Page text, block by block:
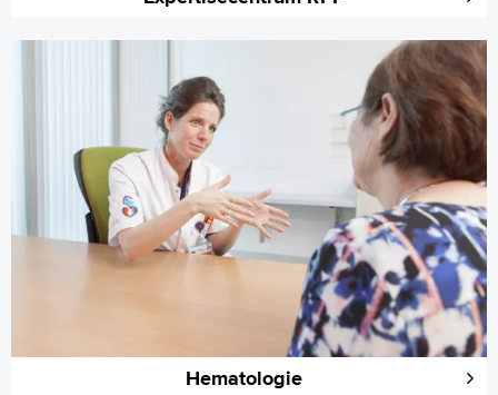
Hematologie